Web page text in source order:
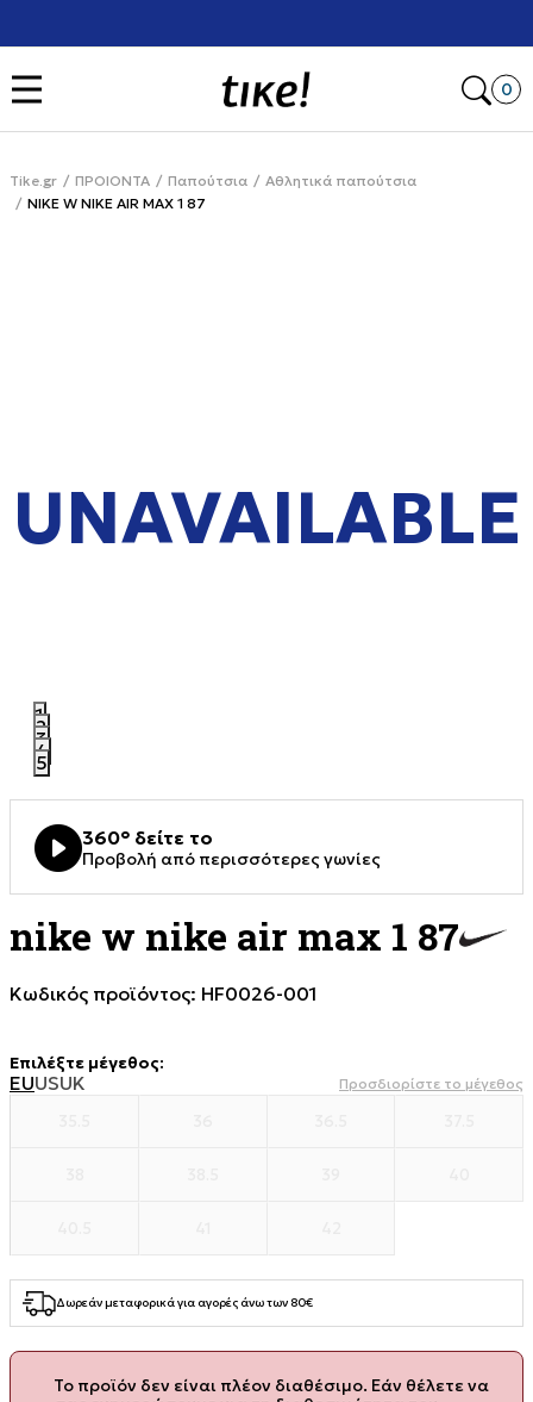
0
Tike.gr ΠΡΟΙΟΝΤΑ Παπούτσια
Αθλητικά παπούτσια
NIKE W NIKE AIR MAX 1 87
1
2
3
4
5
UNAVAILABLE
360° δείτε το
Προβολή από περισσότερες γωνίες
nike w nike air max 1 87
Κωδικός προϊόντος: HF0026-001
Επιλέξτε μέγεθος:
EUUSUK Προσδιορίστε το μέγεθος
Δωρεάν μεταφορικά για αγορές άνω των 80€
Το προϊόν δεν είναι πλέον διαθέσιμο. Εάν θέλετε να